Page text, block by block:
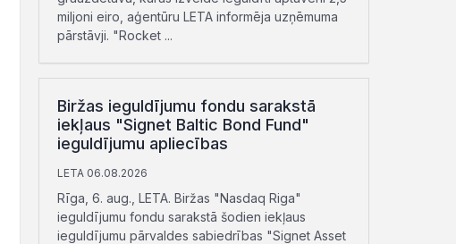
miljoni eiro, aģentūru LETA informēja uzņēmuma
pārstāvji. "Rocket ...
Biržas ieguldījumu fondu sarakstā
iekļaus "Signet Baltic Bond Fund"
ieguldījumu apliecības
LETA 06.08.2026
Rīga, 6. aug., LETA. Biržas "Nasdaq Riga"
ieguldījumu fondu sarakstā šodien iekļaus
ieguldījumu pārvaldes sabiedrības "Signet Asset